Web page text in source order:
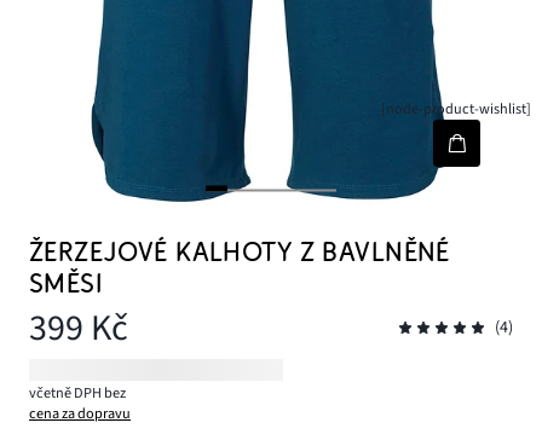
[node-product-wishlist]
ŽERZEJOVÉ KALHOTY Z BAVLNĚNÉ
SMĚSI
399 Kč (4)
včetně DPH bez
cena za dopravu